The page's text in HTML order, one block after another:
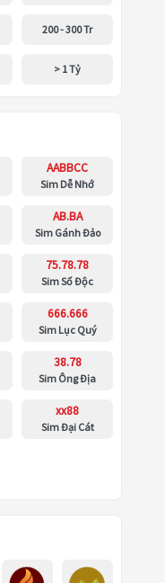
200 - 300 Tr
> 1 Tỷ
AABBCC
Sim Dễ Nhớ
AB.BA
Sim Gánh Đảo
75.78.78
Sim Số Độc
666.666
Sim Lục Quý
38.78
Sim Ông Địa
xx88
Sim Đại Cát